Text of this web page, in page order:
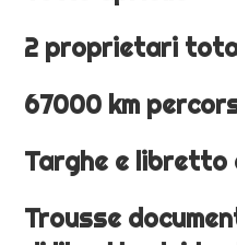
2 proprietari
67000 km
Targhe e libretto
Trousse